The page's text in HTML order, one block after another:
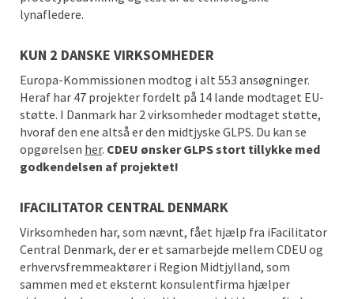
lynafledere.
KUN 2 DANSKE VIRKSOMHEDER
Europa-Kommissionen modtog i alt 553 ansøgninger.
Heraf har 47 projekter fordelt på 14 lande modtaget EU-
støtte. I Danmark har 2 virksomheder modtaget støtte,
hvoraf den ene altså er den midtjyske GLPS. Du kan se
opgørelsen her. CDEU ønsker GLPS stort tillykke med
godkendelsen af projektet!
IFACILITATOR CENTRAL DENMARK
Virksomheden har, som nævnt, fået hjælp fra iFacilitator
Central Denmark, der er et samarbejde mellem CDEU og
erhvervsfremmeaktører i Region Midtjylland, som
sammen med et eksternt konsulentfirma hjælper